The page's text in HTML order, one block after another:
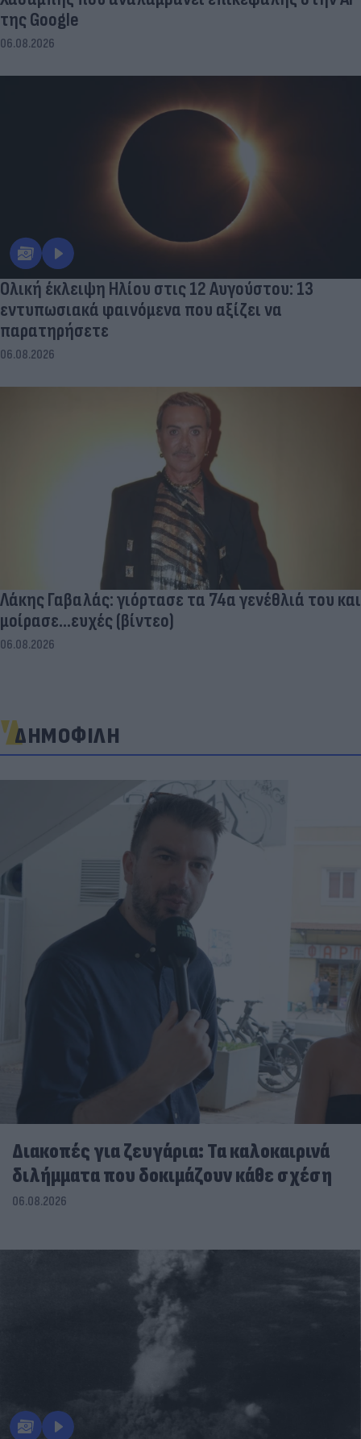
της Google
06.08.2026
Ολική έκλειψη Ηλίου στις 12 Αυγούστου: 13
εντυπωσιακά φαινόμενα που αξίζει να
παρατηρήσετε
06.08.2026
Λάκης Γαβαλάς: γιόρτασε τα 74α γενέθλιά του και
μοίρασε...ευχές (βίντεο)
06.08.2026
ΔΗΜΟΦΙΛΗ
Διακοπές για ζευγάρια: Τα καλοκαιρινά
διλήμματα που δοκιμάζουν κάθε σχέση
06.08.2026